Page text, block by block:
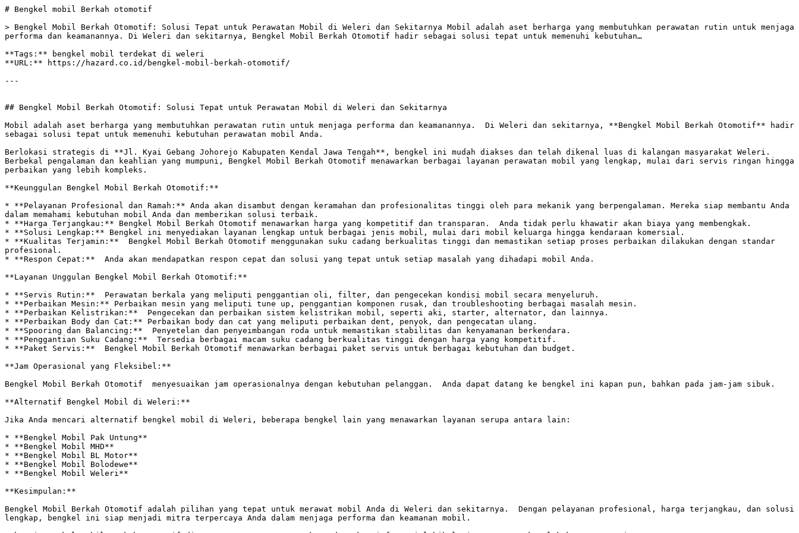
# Bengkel mobil Berkah otomotif
> Bengkel Mobil Berkah Otomotif: Solusi Tepat untuk Perawatan Mobil di Weleri dan Sekitarnya Mobil adalah aset berharga yang membutuhkan perawatan rutin untuk menjaga
performa dan keamanannya. Di Weleri dan sekitarnya, Bengkel Mobil Berkah Otomotif hadir sebagai solusi tepat untuk memenuhi kebutuhan…
**Tags:** bengkel mobil terdekat di weleri
**URL:** https://hazard.co.id/bengkel-mobil-berkah-otomotif/
---
## Bengkel Mobil Berkah Otomotif: Solusi Tepat untuk Perawatan Mobil di Weleri dan Sekitarnya
Mobil adalah aset berharga yang membutuhkan perawatan rutin untuk menjaga performa dan keamanannya.  Di Weleri dan sekitarnya, **Bengkel Mobil Berkah Otomotif** hadir
sebagai solusi tepat untuk memenuhi kebutuhan perawatan mobil Anda.
Berlokasi strategis di **Jl. Kyai Gebang Johorejo Kabupaten Kendal Jawa Tengah**, bengkel ini mudah diakses dan telah dikenal luas di kalangan masyarakat Weleri.
Berbekal pengalaman dan keahlian yang mumpuni, Bengkel Mobil Berkah Otomotif menawarkan berbagai layanan perawatan mobil yang lengkap, mulai dari servis ringan hingga
perbaikan yang lebih kompleks.
**Keunggulan Bengkel Mobil Berkah Otomotif:**
* **Pelayanan Profesional dan Ramah:** Anda akan disambut dengan keramahan dan profesionalitas tinggi oleh para mekanik yang berpengalaman. Mereka siap membantu Anda
dalam memahami kebutuhan mobil Anda dan memberikan solusi terbaik.
* **Harga Terjangkau:** Bengkel Mobil Berkah Otomotif menawarkan harga yang kompetitif dan transparan.  Anda tidak perlu khawatir akan biaya yang membengkak.
* **Solusi Lengkap:** Bengkel ini menyediakan layanan lengkap untuk berbagai jenis mobil, mulai dari mobil keluarga hingga kendaraan komersial.
* **Kualitas Terjamin:**  Bengkel Mobil Berkah Otomotif menggunakan suku cadang berkualitas tinggi dan memastikan setiap proses perbaikan dilakukan dengan standar
profesional.
* **Respon Cepat:**  Anda akan mendapatkan respon cepat dan solusi yang tepat untuk setiap masalah yang dihadapi mobil Anda.
**Layanan Unggulan Bengkel Mobil Berkah Otomotif:**
* **Servis Rutin:**  Perawatan berkala yang meliputi penggantian oli, filter, dan pengecekan kondisi mobil secara menyeluruh.
* **Perbaikan Mesin:** Perbaikan mesin yang meliputi tune up, penggantian komponen rusak, dan troubleshooting berbagai masalah mesin.
* **Perbaikan Kelistrikan:**  Pengecekan dan perbaikan sistem kelistrikan mobil, seperti aki, starter, alternator, dan lainnya.
* **Perbaikan Body dan Cat:** Perbaikan body dan cat yang meliputi perbaikan dent, penyok, dan pengecatan ulang.
* **Spooring dan Balancing:**  Penyetelan dan penyeimbangan roda untuk memastikan stabilitas dan kenyamanan berkendara.
* **Penggantian Suku Cadang:**  Tersedia berbagai macam suku cadang berkualitas tinggi dengan harga yang kompetitif.
* **Paket Servis:**  Bengkel Mobil Berkah Otomotif menawarkan berbagai paket servis untuk berbagai kebutuhan dan budget.
**Jam Operasional yang Fleksibel:**
Bengkel Mobil Berkah Otomotif  menyesuaikan jam operasionalnya dengan kebutuhan pelanggan.  Anda dapat datang ke bengkel ini kapan pun, bahkan pada jam-jam sibuk.
**Alternatif Bengkel Mobil di Weleri:**
Jika Anda mencari alternatif bengkel mobil di Weleri, beberapa bengkel lain yang menawarkan layanan serupa antara lain:
* **Bengkel Mobil Pak Untung**
* **Bengkel Mobil MHD**
* **Bengkel Mobil BL Motor**
* **Bengkel Mobil Bolodewe**
* **Bengkel Mobil Weleri**
**Kesimpulan:**
Bengkel Mobil Berkah Otomotif adalah pilihan yang tepat untuk merawat mobil Anda di Weleri dan sekitarnya.  Dengan pelayanan profesional, harga terjangkau, dan solusi
lengkap, bengkel ini siap menjadi mitra terpercaya Anda dalam menjaga performa dan keamanan mobil.